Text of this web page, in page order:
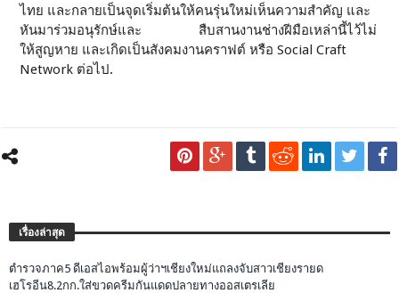
ไทย และกลายเป็นจุดเริ่มต้นให้คนรุ่นใหม่เห็นความสำคัญ และ
หันมาร่วมอนุรักษ์และ สืบสานงานช่างฝีมือเหล่านี้ไว้ไม่
ให้สูญหาย และเกิดเป็นสังคมงานคราฟต์ หรือ Social Craft
Network ต่อไป.
เรื่องล่าสุด
ตำรวจภาค5 ดีเอสไอพร้อมผู้ว่าฯเชียงใหม่แถลงจับสาวเชียงรายด
เฮโรอีน8.2กก.ใส่ขวดครีมกันแดดปลายทางออสเตรเลีย